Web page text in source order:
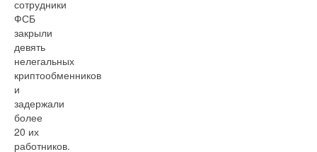
сотрудники
ФСБ
закрыли
девять
нелегальных
криптообменников
и
задержали
более
20 их
работников.